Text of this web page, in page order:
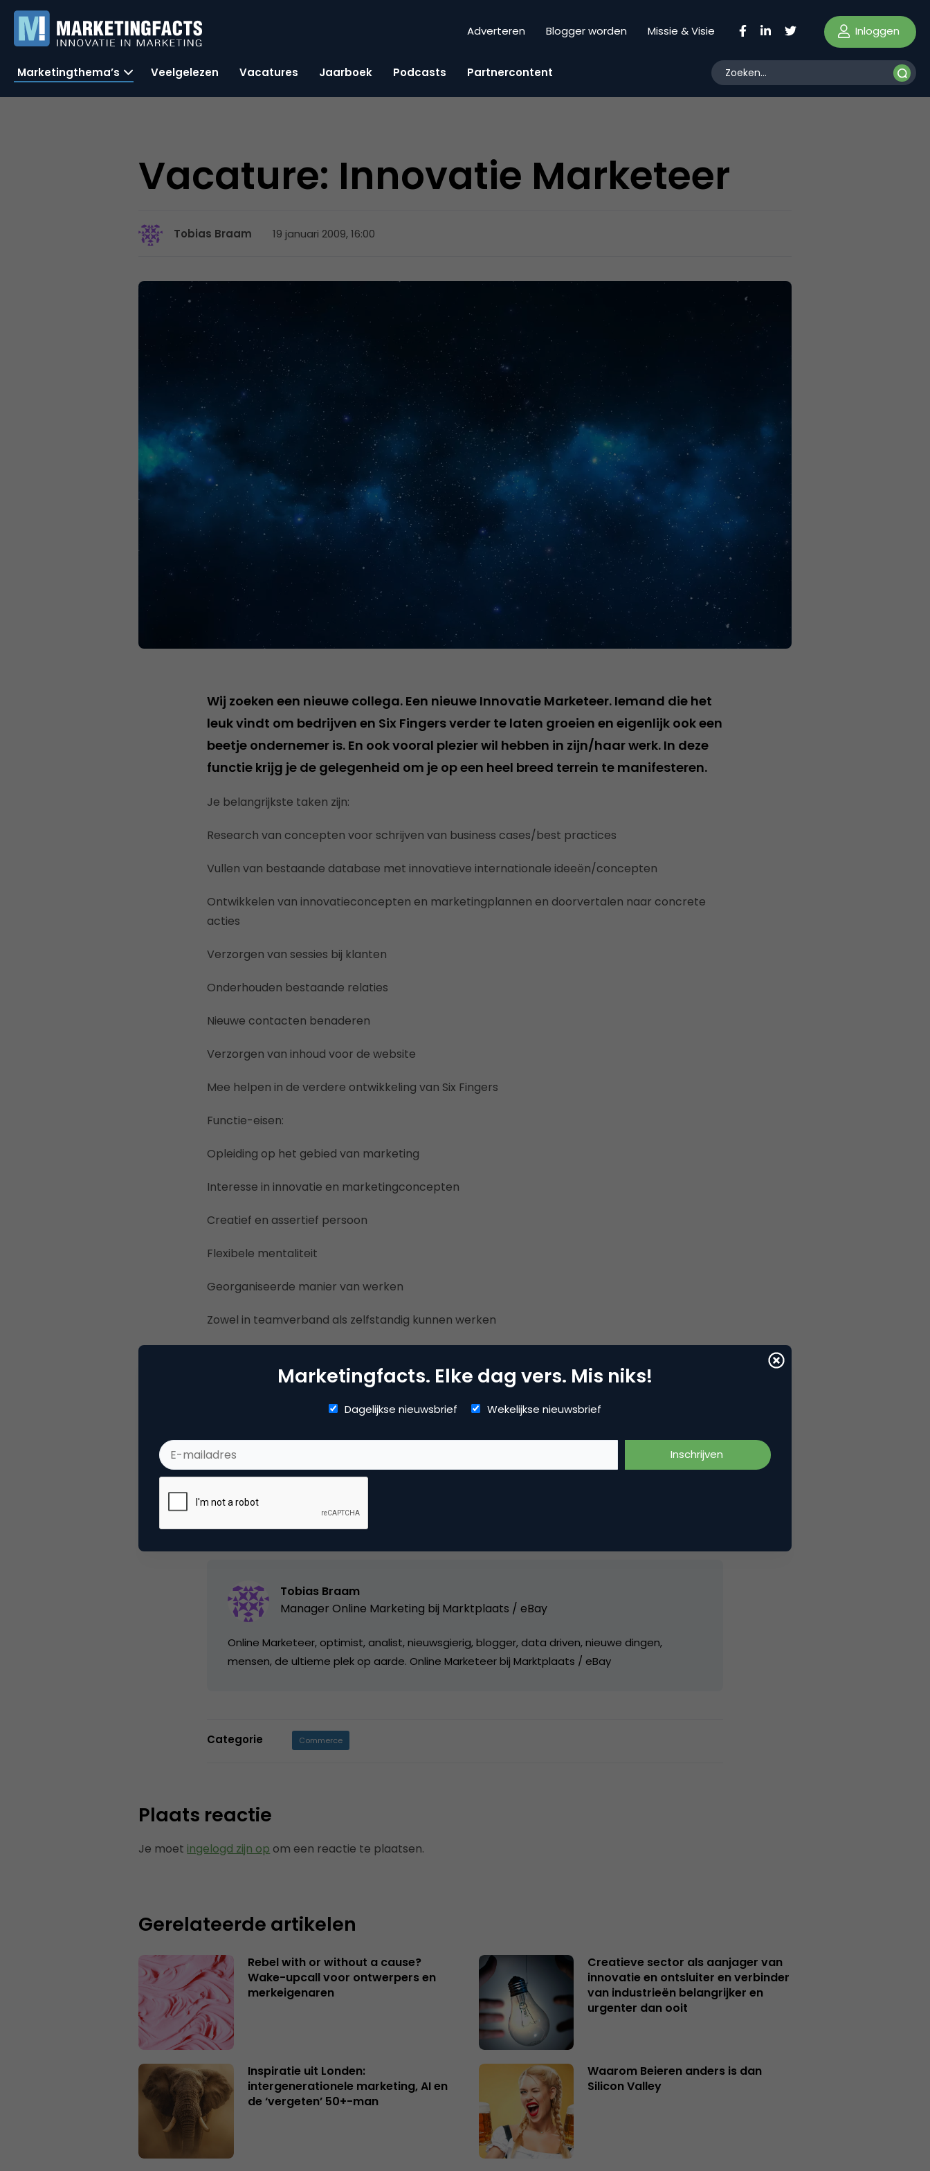
Adverteren Blogger worden Missie & Visie Inloggen
Marketingthema’s Veelgelezen Vacatures Jaarboek Podcasts Partnercontent
Vacature: Innovatie Marketeer
Tobias Braam 19 januari 2009, 16:00
Wij zoeken een nieuwe collega. Een nieuwe Innovatie Marketeer. Iemand die het
leuk vindt om bedrijven en Six Fingers verder te laten groeien en eigenlijk ook een
beetje ondernemer is. En ook vooral plezier wil hebben in zijn/haar werk. In deze
functie krijg je de gelegenheid om je op een heel breed terrein te manifesteren.
Je belangrijkste taken zijn:
Research van concepten voor schrijven van business cases/best practices
Vullen van bestaande database met innovatieve internationale ideeën/concepten
Ontwikkelen van innovatieconcepten en marketingplannen en doorvertalen naar concrete
acties
Verzorgen van sessies bij klanten
Onderhouden bestaande relaties
Nieuwe contacten benaderen
Verzorgen van inhoud voor de website
Mee helpen in de verdere ontwikkeling van Six Fingers
Functie-eisen:
Opleiding op het gebied van marketing
Interesse in innovatie en marketingconcepten
Creatief en assertief persoon
Flexibele mentaliteit
Georganiseerde manier van werken
Zowel in teamverband als zelfstandig kunnen werken
Interesse? Als dit je allemaal op het lijf geschreven is, dan horen we graag van je. Bel 040
8426202 of mail info@sixfingers.nl.
Tot binnenkort!
Tobias Braam
Manager Online Marketing bij Marktplaats / eBay
Online Marketeer, optimist, analist, nieuwsgierig, blogger, data driven, nieuwe dingen,
mensen, de ultieme plek op aarde. Online Marketeer bij Marktplaats / eBay
Categorie Commerce
Plaats reactie
Je moet ingelogd zijn op om een reactie te plaatsen.
Gerelateerde artikelen
Rebel with or without a cause?
Wake-upcall voor ontwerpers en
merkeigenaren
Creatieve sector als aanjager van
innovatie en ontsluiter en verbinder
van industrieën belangrijker en
urgenter dan ooit
Inspiratie uit Londen:
intergenerationele marketing, AI en
de ‘vergeten’ 50+-man
Waarom Beieren anders is dan
Silicon Valley
Marketingfacts. Elke dag vers. Mis niks!
Dagelijkse nieuwsbrief Wekelijkse nieuwsbrief